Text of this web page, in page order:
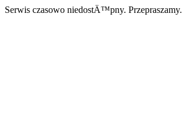
Serwis czasowo niedostÄ™pny. Przepraszamy.